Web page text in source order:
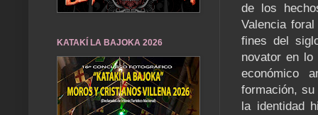
de los
Valencia
fines del
novator en
económico
formación,
la identidad
KATAKÍ LA BAJOKA 2026